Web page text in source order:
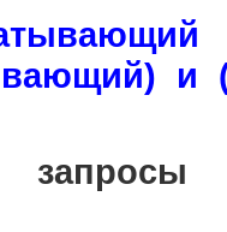
и
запросы